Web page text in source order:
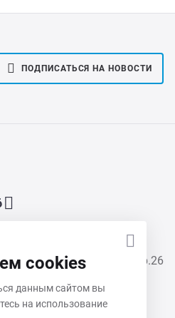
ПОДПИСАТЬСЯ НА НОВОСТИ
Вал, д. 11, стр.26
cookies
данным сайтом вы
на использование